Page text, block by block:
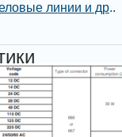
линии и др..